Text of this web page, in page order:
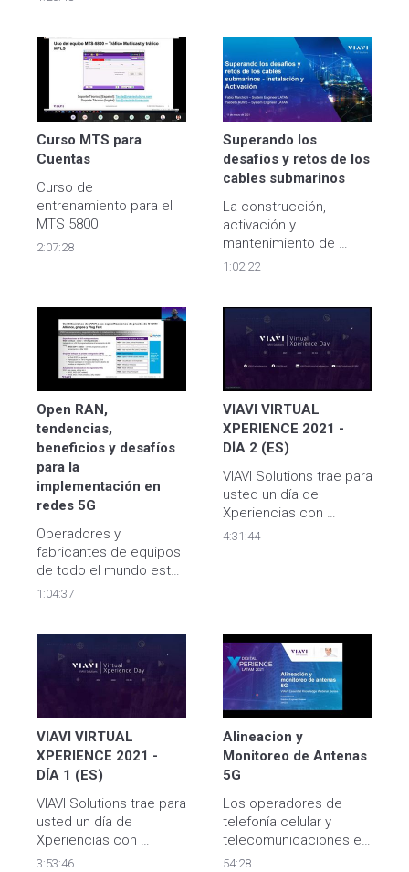
significativamente la
calidad de los servicios
bidireccionales y la
satisfacción de clientes
Curso MTS para
Cuentas
Curso de
entrenamiento para el
MTS 5800
2:07:28
Superando los
desafíos y retos de los
cables submarinos
La construcción,
activación y
mantenimiento de
redes de cable
1:02:22
Open RAN,
tendencias,
beneficios y desafíos
para la
implementación en
redes 5G
Operadores y
fabricantes de equipos
de todo el mundo están
adoptando la red de
costo de
implementación de
infraestructura y
entrada a la innovación
1:04:37
VIAVI VIRTUAL
XPERIENCE 2021 -
DÍA 2 (ES)
VIAVI Solutions trae para
usted un día de
Xperiencias con
conferiencias y talleres
hoy en día.
4:31:44
VIAVI VIRTUAL
XPERIENCE 2021 -
DÍA 1 (ES)
VIAVI Solutions trae para
usted un día de
Xperiencias con
conferiencias y talleres
3:53:46
Alineacion y
Monitoreo de Antenas
5G
Los operadores de
telefonía celular y
telecomunicaciones en
general gastan millones
54:28